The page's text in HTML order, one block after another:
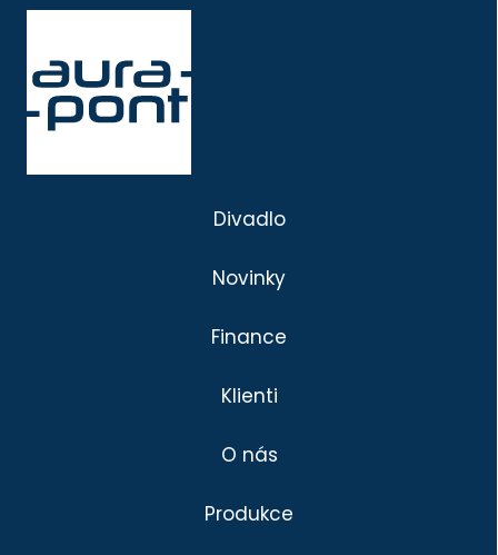
Divadlo
Novinky
Finance
Klienti
O nás
Produkce